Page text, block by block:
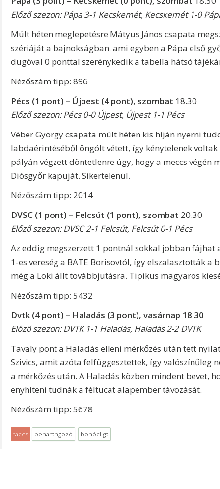
Előző szezon: Pápa 3-1 Kecskemét, Kecskemét 1-0
Múlt héten meglepetésre Mátyus János csapata
szériáját a bajnokságban, ami egyben a Pápa első
dugóval 0 ponttal szerénykedik a tabella hátsó
Nézőszám tipp: 896
Pécs (1 pont) – Újpest (4 pont), szombat 18.30
Előző szezon: Pécs 0-0 Újpest, Újpest 1-1 Pécs
Véber György csapata múlt héten kis híján nyerni
labdaérintéséből öngólt vétett, így kénytelenek
pályán végzett döntetlenre úgy, hogy a meccs
Diósgyőr kapuját. Sikertelenül.
Nézőszám tipp: 2014
DVSC (1 pont) – Felcsút (1 pont), szombat 20.30
Előző szezon: DVSC 2-1 Felcsút, Felcsút 0-1 Pécs
Az eddig megszerzett 1 pontnál sokkal jobban fájhat
1-es vereség a BATE Borisovtól, így elszalasztották
még a Loki állt továbbjutásra. Tipikus magyaros
Nézőszám tipp: 5432
Dvtk (4 pont) – Haladás (3 pont), vasárnap 18.30
Előző szezon: DVTK 1-1 Haladás, Haladás 2-2 DVTK
Tavaly pont a Haladás elleni mérkőzés után tett
Szivics, amit azóta felfüggesztettek, így
a mérkőzés után. A Haladás közben mindent bevet,
enyhíteni tudnák a féltucat alapember távozását.
Nézőszám tipp: 5678
taccs beharangozó bohócliga